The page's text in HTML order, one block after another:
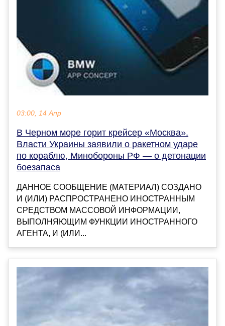
03:00, 14 Апр
В Черном море горит крейсер «Москва».
Власти Украины заявили о ракетном ударе
по кораблю, Минобороны РФ — о детонации
боезапаса
ДАННОЕ СООБЩЕНИЕ (МАТЕРИАЛ) СОЗДАНО
И (ИЛИ) РАСПРОСТРАНЕНО ИНОСТРАННЫМ
СРЕДСТВОМ МАССОВОЙ ИНФОРМАЦИИ,
ВЫПОЛНЯЮЩИМ ФУНКЦИИ ИНОСТРАННОГО
АГЕНТА, И (ИЛИ...